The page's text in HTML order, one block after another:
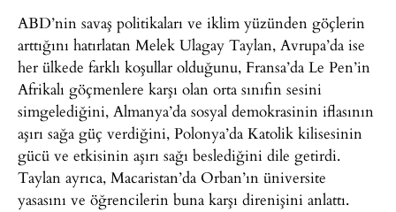
ABD’nin savaş politikaları ve iklim yüzünden göçlerin
arttığını hatırlatan Melek Ulagay Taylan, Avrupa’da ise
her ülkede farklı koşullar olduğunu, Fransa’da Le Pen’in
Afrikalı göçmenlere karşı olan orta sınıfın sesini
simgelediğini, Almanya’da sosyal demokrasinin iflasının
aşırı sağa güç verdiğini, Polonya’da Katolik kilisesinin
gücü ve etkisinin aşırı sağı beslediğini dile getirdi.
Taylan ayrıca, Macaristan’da Orban’ın üniversite
yasasını ve öğrencilerin buna karşı direnişini anlattı.